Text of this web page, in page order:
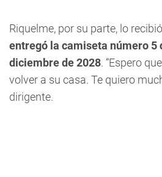
Riquelme, por su parte, lo
entregó la camiseta número 5
diciembre de 2028. “Espero
volver a su casa. Te quiero
dirigente.